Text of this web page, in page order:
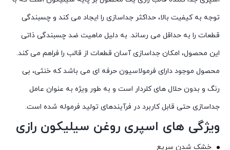
توجه به کیفیت بالا، حداکثر جداسازی را ایجاد می کند و چسبندگی
قطعات را به حداقل می رساند. به دلیل ماهیت ضد چسبندگی ذاتی
این محصول، امکان جداسازی آسان قطعات از قالب را فراهم می کند.
محصول موجود دارای فرمولاسیون حرفه ای می باشد که خنثی، بی
رنگ و بدون حلال های کلردار است و به طور ویژه به عنوان عامل
جداسازی حتی قابل کاربرد در فرآیندهای تولید فرموله شده است.
ویژگی های اسپری روغن سیلیکون رازی
خشک شدن سریع